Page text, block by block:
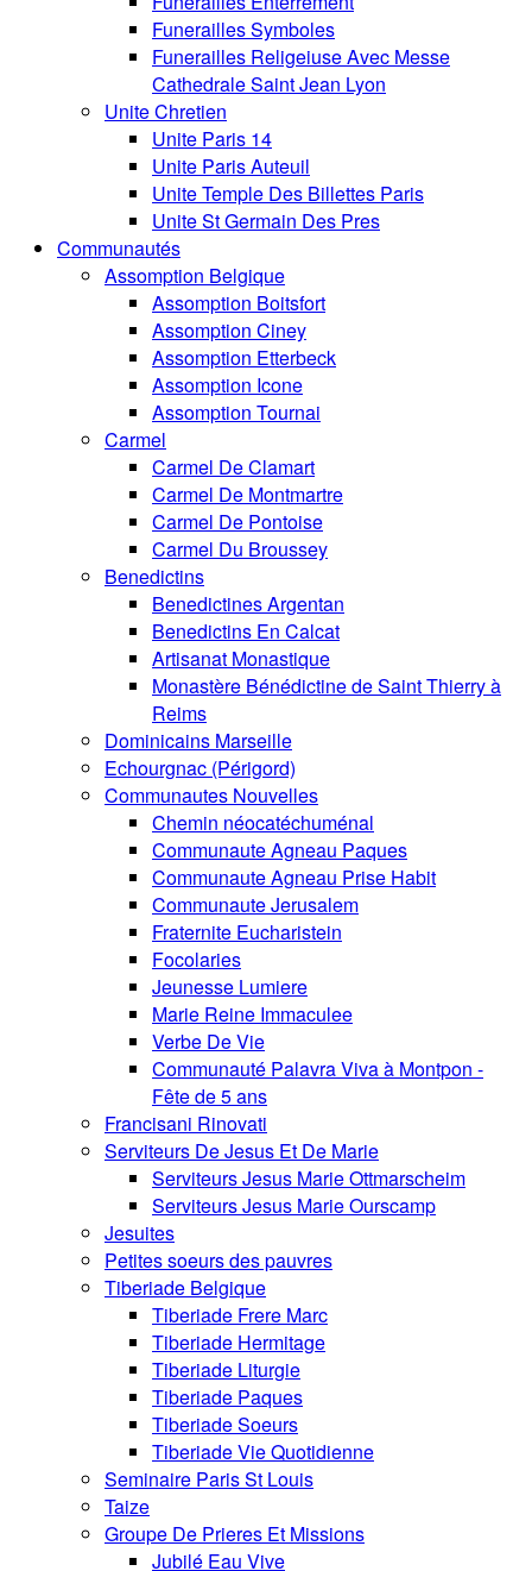
Funerailles Symboles
Funerailles Religeiuse Avec Messe
Cathedrale Saint Jean Lyon
Unite Chretien
Unite Paris 14
Unite Paris Auteuil
Unite Temple Des Billettes Paris
Unite St Germain Des Pres
Communautés
Assomption Belgique
Assomption Boitsfort
Assomption Ciney
Assomption Etterbeck
Assomption Icone
Assomption Tournai
Carmel
Carmel De Clamart
Carmel De Montmartre
Carmel De Pontoise
Carmel Du Broussey
Benedictins
Benedictines Argentan
Benedictins En Calcat
Artisanat Monastique
Monastère Bénédictine de Saint Thierry à
Reims
Dominicains Marseille
Echourgnac (Périgord)
Communautes Nouvelles
Chemin néocatéchuménal
Communaute Agneau Paques
Communaute Agneau Prise Habit
Communaute Jerusalem
Fraternite Eucharistein
Focolaries
Jeunesse Lumiere
Marie Reine Immaculee
Verbe De Vie
Communauté Palavra Viva à Montpon -
Fête de 5 ans
Francisani Rinovati
Serviteurs De Jesus Et De Marie
Serviteurs Jesus Marie Ottmarscheim
Serviteurs Jesus Marie Ourscamp
Jesuites
Petites soeurs des pauvres
Tiberiade Belgique
Tiberiade Frere Marc
Tiberiade Hermitage
Tiberiade Liturgie
Tiberiade Paques
Tiberiade Soeurs
Tiberiade Vie Quotidienne
Seminaire Paris St Louis
Taize
Groupe De Prieres Et Missions
Jubilé Eau Vive